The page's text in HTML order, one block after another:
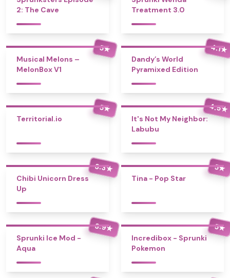
2: The Cave
Treatment 3.0
5★
Musical Melons –
MelonBox V1
4.1★
Dandy’s World
Pyramixed Edition
5★
Territorial.io
4.5★
It's Not My Neighbor:
Labubu
3.3★
Chibi Unicorn Dress
Up
5★
Tina - Pop Star
3.9★
Sprunki Ice Mod -
Aqua
5★
Incredibox - Sprunki
Pokemon